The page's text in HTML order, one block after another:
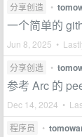
分享创造 •
一个简单的
Jun 8, 2025 •
分享创造 •
参考 Arc 的
Dec 14, 2024 •
程序员 •